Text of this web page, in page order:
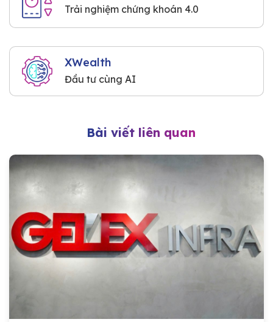
Trải nghiệm chứng khoán 4.0
XWealth
Đầu tư cùng AI
Bài viết liên quan